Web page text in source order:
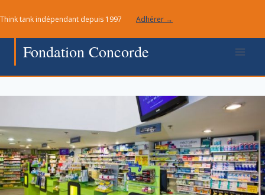
au
contenu
Think tank indépendant depuis 1997 Adhérer →
Fondation Concorde